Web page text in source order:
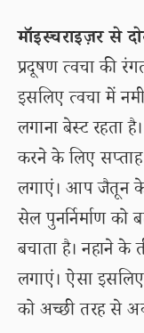
मॉइस्चराइज़र से
प्रदूषण त्वचा की
इसलिए त्वचा में
लगाना बेस्ट रहता
करने के लिए सप्ताह
लगाएं। आप जैतून
सेल पुनर्निर्माण
बचाता है। नहाने के
लगाएं। ऐसा इसलिए
को अच्छी तरह से